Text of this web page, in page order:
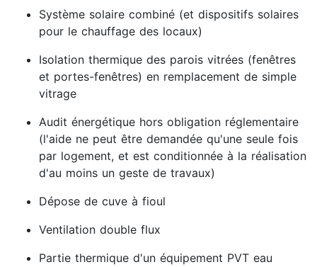
Système solaire combiné (et dispositifs solaires
pour le chauffage des locaux)
Isolation thermique des parois vitrées (fenêtres
et portes-fenêtres) en remplacement de simple
vitrage
Audit énergétique hors obligation réglementaire
(l'aide ne peut être demandée qu'une seule fois
par logement, et est conditionnée à la réalisation
d'au moins un geste de travaux)
Dépose de cuve à fioul
Ventilation double flux
Partie thermique d'un équipement PVT eau